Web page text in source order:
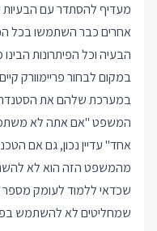
מעדיף להסתדר עם הבעיות
אחרים כבר השתמשו בכל
הבעיה וכל הפיתרונות
במקום לבחור פריימוורק
במערכת שלהם את
אחד" עדיין נכון, גם אם
מהמשפט הזה הוא לא
שכדאי ללמוד לעומק מספר
שמחליטים לא להשתמש